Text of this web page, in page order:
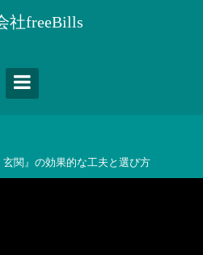
社freeBills
関』の効果的な工夫と選び方